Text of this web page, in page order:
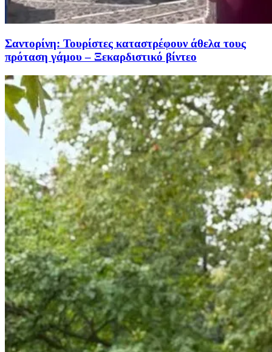
Σαντορίνη: Τουρίστες καταστρέφουν άθελα τους
πρόταση γάμου – Ξεκαρδιστικό βίντεο